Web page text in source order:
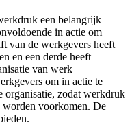
een belangrijk
in actie om
van de werkgevers heeft
en een derde heeft
van werk
om in actie te
organisatie, zodat werkdruk
worden voorkomen. De